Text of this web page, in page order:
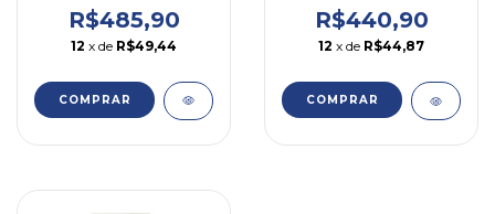
R$485,90
12 x de R$49,44
COMPRAR
R$440,90
12 x de R$44,87
COMPRAR